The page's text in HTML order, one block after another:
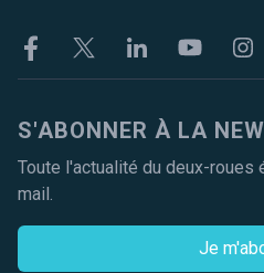
FacebookTwitter LinkekinYoutube
S'ABONNER À LA
Toute l'actualité du deux-roues
mail.
Je